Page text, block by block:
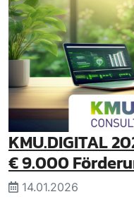
KMU.DIGITAL
€ 9.000
14.01.2026